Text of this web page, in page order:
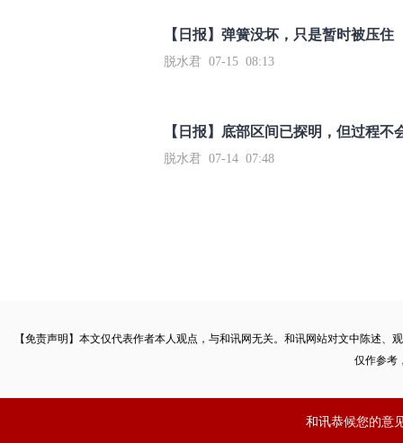
【日报】弹簧没坏，只是暂时被压住
脱水君 07-15 08:13
【日报】底部区间已探明，但过程不
脱水君 07-14 07:48
【免责声明】本文仅代表作者本人观点，与和讯网无关。和讯网站对文中陈述
仅作参考
和讯恭候您的意